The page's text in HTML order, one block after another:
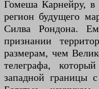
Гомеша Карнейру, в
регион будущего
Силва Рондона.
признании
размерам, чем
телеграфа,
западной границы